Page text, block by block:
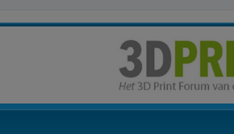
a new tab)